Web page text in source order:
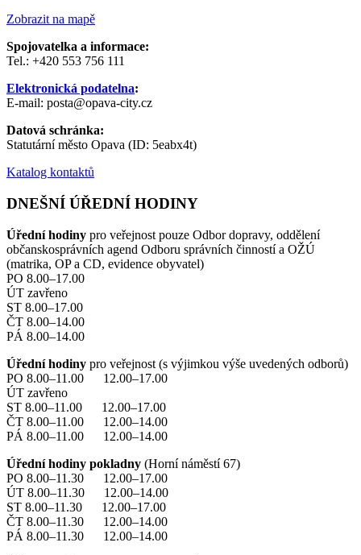
Zobrazit na mapě
Spojovatelka a informace:
Tel.: +420 553 756 111
Elektronická podatelna:
E-mail: posta@opava-city.cz
Datová schránka:
Statutární město Opava (ID: 5eabx4t)
Katalog kontaktů
DNEŠNÍ ÚŘEDNÍ HODINY
Úřední hodiny pro veřejnost pouze Odbor dopravy, oddělení
občanskosprávních agend Odboru správních činností a OŽÚ
(matrika, OP a CD, evidence obyvatel)
PO 8.00–17.00
ÚT zavřeno
ST 8.00–17.00
ČT 8.00–14.00
PÁ 8.00–14.00
Úřední hodiny pro veřejnost (s výjimkou výše uvedených odborů)
PO 8.00–11.00 12.00–17.00
ÚT zavřeno
ST 8.00–11.00 12.00–17.00
ČT 8.00–11.00 12.00–14.00
PÁ 8.00–11.00 12.00–14.00
Úřední hodiny pokladny (Horní náměstí 67)
PO 8.00–11.30 12.00–17.00
ÚT 8.00–11.30 12.00–14.00
ST 8.00–11.30 12.00–17.00
ČT 8.00–11.30 12.00–14.00
PÁ 8.00–11.30 12.00–14.00